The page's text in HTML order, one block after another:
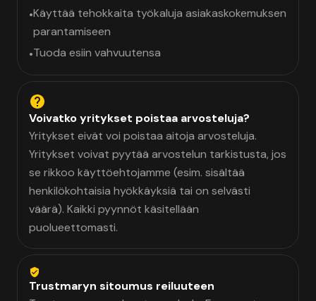
•Käyttää tehokkaita työkaluja asiakaskokemuksen
parantamiseen
•Tuoda esiin vahvuutensa
Voivatko yritykset poistaa arvosteluja?
Yritykset eivät voi poistaa aitoja arvosteluja.
Yritykset voivat pyytää arvostelun tarkistusta, jos
se rikkoo käyttöehtojamme (esim. sisältää
henkilökohtaisia hyökkäyksiä tai on selvästi
väärä). Kaikki pyynnöt käsitellään
puolueettomasti.
Trustmaryn sitoumus reiluuteen